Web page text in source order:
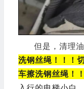
但是，清理
洗钢丝绳！！！
车擦洗钢丝绳！